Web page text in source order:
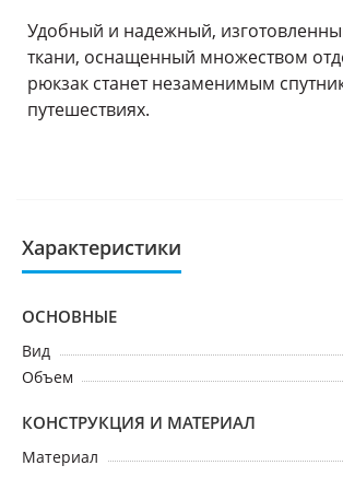
Удобный и надежный,
ткани, оснащенный множеством
рюкзак станет незаменимым
путешествиях.
Характеристики
ОСНОВНЫЕ
Вид
Объем
КОНСТРУКЦИЯ И МАТЕРИАЛ
Материал